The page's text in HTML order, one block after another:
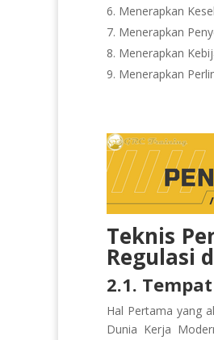
Menerapkan
Menerapkan
Menerapkan
Menerapkan
Teknis
Regulasi
2.1.
Hal Pertama yang
Dunia Kerja